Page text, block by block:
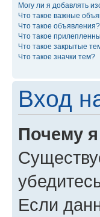
Могу ли я добавлять
Что такое важные
Что такое объявления?
Что такое
Что такое закрытые
Что такое значки тем?
Вход
Почему
Если